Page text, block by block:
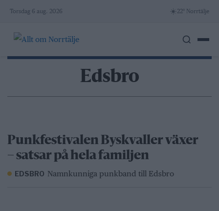
Skip
content
Torsdag 6 aug. 2026 ☀️22° Norrtälje
Edsbro
Punkfestivalen Byskvaller växer
– satsar på hela familjen
EDSBRO Namnkunniga punkband till Edsbro